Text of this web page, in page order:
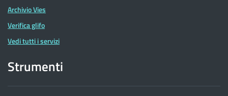
Archivio Vies
Verifica glifo
Vedi tutti i servizi
Strumenti